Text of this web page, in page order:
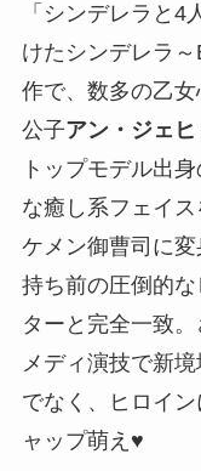
「シンデレラと
けたシンデレラ
作で、数多の乙
公子アン・ジェ
トップモデル出
な癒し系フェイ
ケメン御曹司に変
持ち前の圧倒的
ターと完全一致
メディ演技で新
でなく、ヒロイ
ャップ萌え♥